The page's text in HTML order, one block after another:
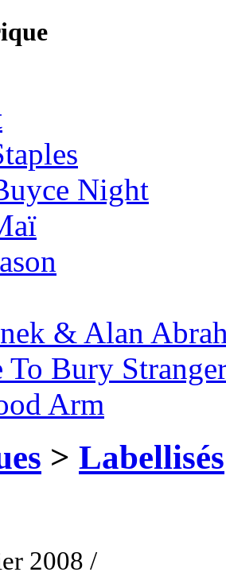
Night
& Alan
To Bury
Arm
> Labellisés
2008 /